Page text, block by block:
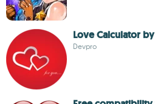
Love Calculator
Devpro